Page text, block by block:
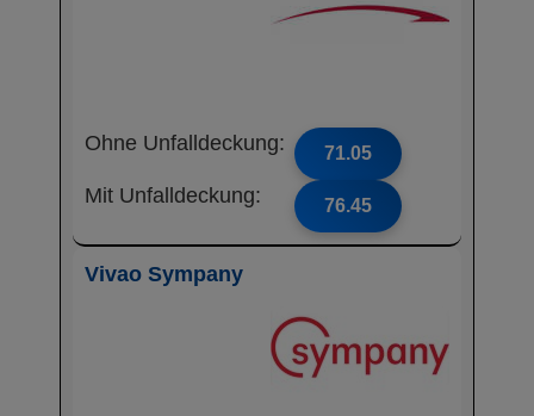
Ohne Unfalldeckung: 71.05
Mit Unfalldeckung: 76.45
Vivao Sympany